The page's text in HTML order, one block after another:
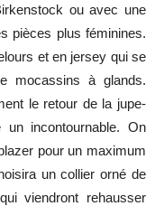
ou avec une
pièces plus féminines.
et en jersey qui se
mocassins à glands.
le retour de la jupe-
incontournable. On
pour un maximum
un collier orné de
viendront rehausser